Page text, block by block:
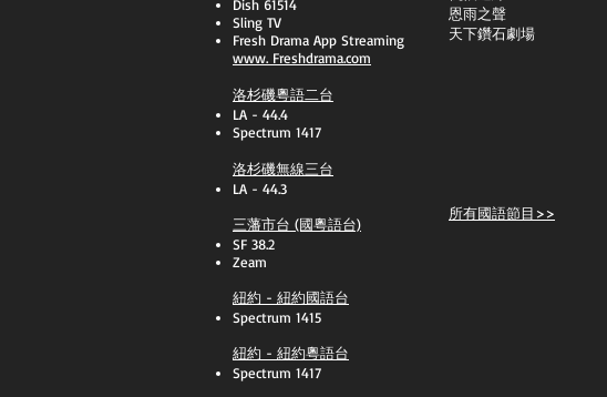
Dish 61514
Sling TV
​Fresh Drama App Streaming
www. Freshdrama.com
洛杉磯粵語二台
LA - 44.4
Spectrum 1417
洛杉磯無線三台
LA - 44.3
三藩市台 (國粵語台)
SF 38.2
Zeam
紐約 - 紐約國語台
Spectrum 1415
紐約 - 紐約粵語台
Spectrum 1417
恩雨之聲
天下鑽石劇場
所有國語節目>>